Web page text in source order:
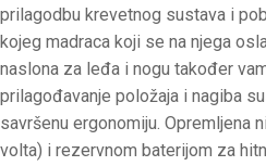
prilagodbu krevetnog sustava i
kojeg madraca koji se na njega
naslona za leđa i nogu također
prilagođavanje položaja i nagiba
savršenu ergonomiju. Opremljena
volta) i rezervnom baterijom za